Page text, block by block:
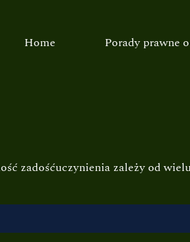
Home Porady prawne
zadośćuczynienia zależy od